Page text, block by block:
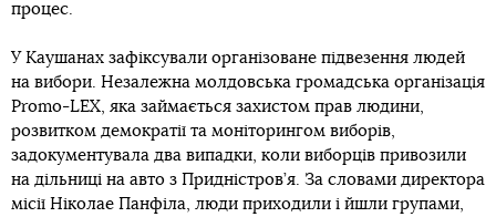
процес.
У Каушанах зафіксували організоване підвезення людей
на вибори. Незалежна молдовська громадська організація
Promo-LEX, яка займається захистом прав людини,
розвитком демократії та моніторингом виборів,
задокументувала два випадки, коли виборців привозили
на дільниці на авто з Придністров’я. За словами директора
місії Ніколае Панфіла, люди приходили і йшли групами,